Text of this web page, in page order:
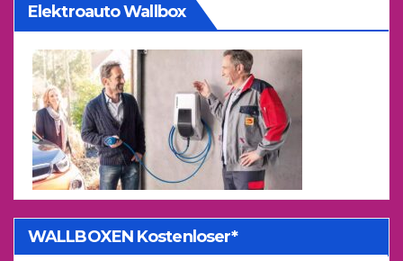
Elektroauto Wallbox
WALLBOXEN Kostenloser*